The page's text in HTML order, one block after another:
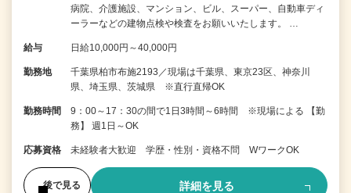
病院、介護施設、マンション、ビル、スーパー、自動車ディ
ーラーなどの建物点検や検査をお願いいたします。 …
給与 日給10,000円～40,000円
勤務地
千葉県柏市布施2193／現場は千葉県、東京23区、神奈川
県、埼玉県、茨城県 ※直行直帰OK
勤務時間
9：00～17：30の間で1日3時間～6時間 ※現場による 【勤
務】 週1日～OK
応募資格 未経験者大歓迎 学歴・性別・資格不問 WワークOK
後で見る 詳細を見る